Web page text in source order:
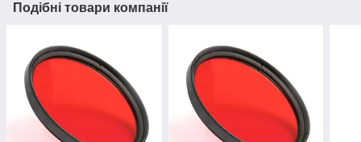
Подібні товари компанії